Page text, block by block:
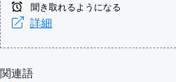
聞き取れるようになる
詳細
関連語